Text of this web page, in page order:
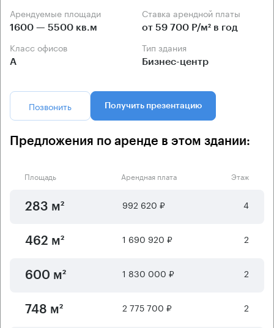
Арендуемые площади
1600 — 5500 кв.м
Ставка арендной платы
от 59 700 Р/м² в год
Класс офисов
А
Тип здания
Бизнес-центр
Позвонить Получить презентацию
Предложения по аренде в этом здании:
Площадь Арендная плата Этаж
283 м² 992 620 ₽ 4
462 м² 1 690 920 ₽ 2
600 м² 1 830 000 ₽ 2
748 м² 2 775 700 ₽ 2